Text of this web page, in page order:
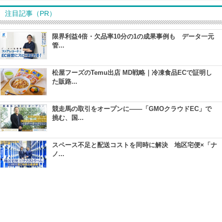
注目記事（PR）
限界利益4倍・欠品率10分の1の成果事例も データ一元
管...
松屋フーズのTemu出店 MD戦略｜冷凍食品ECで証明し
た販路...
競走馬の取引をオープンに――「GMOクラウドEC」で
挑む、国...
スペース不足と配送コストを同時に解決 地区宅便×「ナ
ノ...